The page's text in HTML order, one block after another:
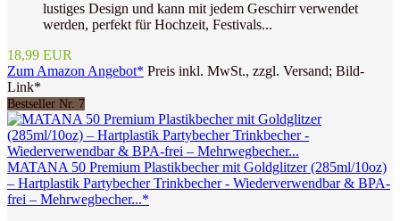
lustiges Design und kann mit jedem Geschirr verwendet
werden, perfekt für Hochzeit, Festivals...
18,99 EUR
Zum Amazon Angebot* Preis inkl. MwSt., zzgl. Versand; Bild-
Link*
Bestseller Nr. 7
MATANA 50 Premium Plastikbecher mit Goldglitzer (285ml/10oz)
– Hartplastik Partybecher Trinkbecher - Wiederverwendbar & BPA-
frei – Mehrwegbecher...*